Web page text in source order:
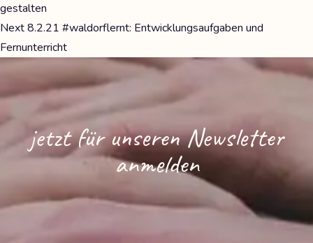
gestalten
Next8.2.21 #waldorflernt: Entwicklungsaufgaben und
Fernunterricht
jetzt für unseren Newsletter
anmelden